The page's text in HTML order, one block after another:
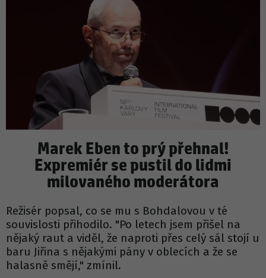
Marek Eben to prý přehnal!
Expremiér se pustil do lidmi
milovaného moderátora
Režisér popsal, co se mu s Bohdalovou v té
souvislosti přihodilo. "Po letech jsem přišel na
nějaký raut a viděl, že naproti přes celý sál stojí u
baru Jiřina s nějakými pány v oblecích a že se
halasně smějí," zmínil.